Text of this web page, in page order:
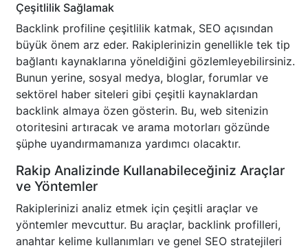
Çeşitlilik Sağlamak
Backlink profiline çeşitlilik katmak, SEO açısından
büyük önem arz eder. Rakiplerinizin genellikle tek tip
bağlantı kaynaklarına yöneldiğini gözlemleyebilirsiniz.
Bunun yerine, sosyal medya, bloglar, forumlar ve
sektörel haber siteleri gibi çeşitli kaynaklardan
backlink almaya özen gösterin. Bu, web sitenizin
otoritesini artıracak ve arama motorları gözünde
şüphe uyandırmamanıza yardımcı olacaktır.
Rakip Analizinde Kullanabileceğiniz Araçlar
ve Yöntemler
Rakiplerinizi analiz etmek için çeşitli araçlar ve
yöntemler mevcuttur. Bu araçlar, backlink profilleri,
anahtar kelime kullanımları ve genel SEO stratejileri